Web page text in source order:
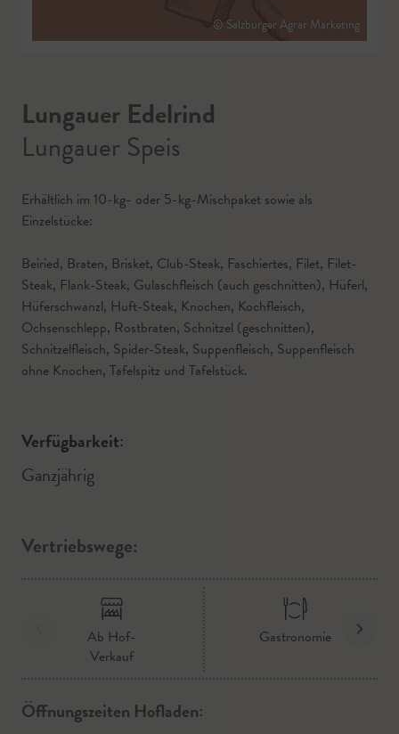
© Salzburger Agrar Marketing
Lungauer Edelrind
Lungauer Speis
Erhältlich im 10-kg- oder 5-kg-Mischpaket sowie als
Einzelstücke:
Beiried, Braten, Brisket, Club-Steak, Faschiertes, Filet, Filet-
Steak, Flank-Steak, Gulaschfleisch (auch geschnitten), Hüferl,
Hüferschwanzl, Huft-Steak, Knochen, Kochfleisch,
Ochsenschlepp, Rostbraten, Schnitzel (geschnitten),
Schnitzelfleisch, Spider-Steak, Suppenfleisch, Suppenfleisch
ohne Knochen, Tafelspitz und Tafelstück.
Verfügbarkeit:
Ganzjährig
Vertriebswege:
Ab Hof-
Verkauf
Gastronomie
Öffnungszeiten Hofladen: